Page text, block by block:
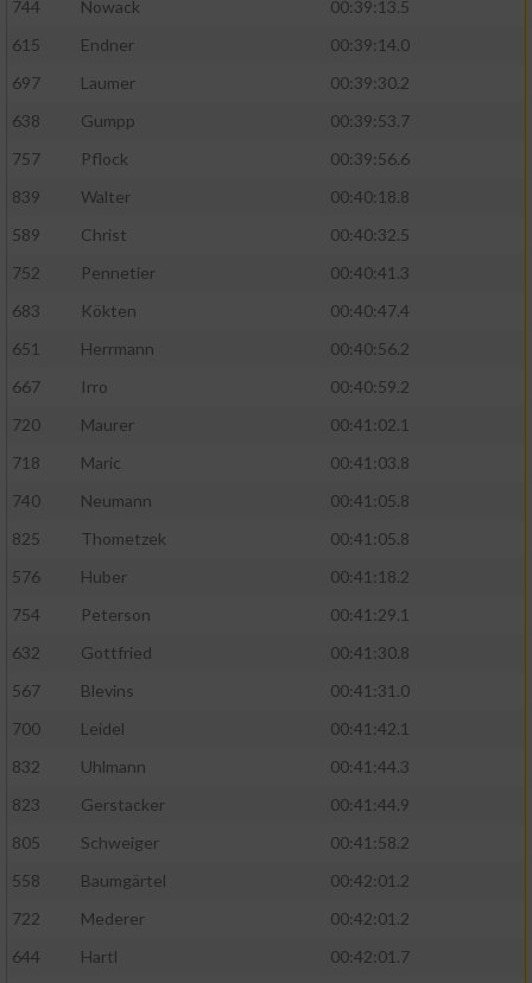
744 Nowack
00:39:13.5
615
Endner
00:39:14.0
697
Laumer
00:39:30.2
638
Gumpp
00:39:53.7
757
Pflock
00:39:56.6
839
Walter
00:40:18.8
589
Christ
00:40:32.5
752
Pennetier
00:40:41.3
683
Kökten
00:40:47.4
651
Herrmann
00:40:56.2
667
Irro
00:40:59.2
720
Maurer
00:41:02.1
718
Maric
00:41:03.8
740
Neumann
00:41:05.8
825
Thometzek
00:41:05.8
576
Huber
00:41:18.2
754
Peterson
00:41:29.1
632
Gottfried
00:41:30.8
567
Blevins
00:41:31.0
700
Leidel
00:41:42.1
832
Uhlmann
00:41:44.3
823
Gerstacker
00:41:44.9
805
Schweiger
00:41:58.2
558
Baumgärtel
00:42:01.2
722
Mederer
00:42:01.2
644
Hartl
00:42:01.7